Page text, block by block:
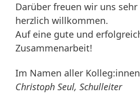
Darüber freuen wir uns
herzlich willkommen.
Auf eine gute und
Zusammenarbeit!
Im Namen aller Kolleg:innen
Christoph Seul, Schulleiter